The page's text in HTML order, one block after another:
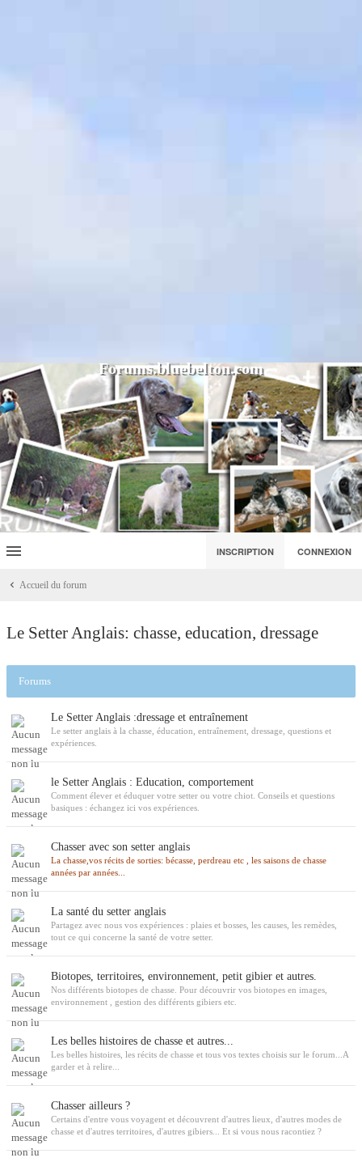
Forums.bluebelton.com
INSCRIPTION CONNEXION
Accueil du forum
Le Setter Anglais: chasse, education, dressage
Forums
Le Setter Anglais :dressage et entraînement
Le setter anglais à la chasse, éducation, entraînement, dressage, questions et
expériences.
le Setter Anglais : Education, comportement
Comment élever et éduquer votre setter ou votre chiot. Conseils et questions
basiques : échangez ici vos expériences.
Chasser avec son setter anglais
La chasse,vos récits de sorties: bécasse, perdreau etc , les saisons de chasse
années par années...
La santé du setter anglais
Partagez avec nous vos expériences : plaies et bosses, les causes, les remèdes,
tout ce qui concerne la santé de votre setter.
Biotopes, territoires, environnement, petit gibier et autres.
Nos différents biotopes de chasse. Pour découvrir vos biotopes en images,
environnement , gestion des différents gibiers etc.
Les belles histoires de chasse et autres...
Les belles histoires, les récits de chasse et tous vos textes choisis sur le forum...A
garder et à relire...
Chasser ailleurs ?
Certains d'entre vous voyagent et découvrent d'autres lieux, d'autres modes de
chasse et d'autres territoires, d'autres gibiers... Et si vous nous racontiez ?